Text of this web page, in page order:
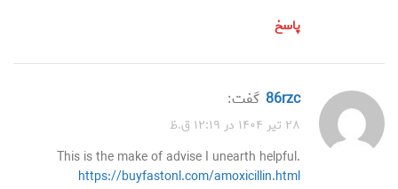
پاسخ
86rzc گفت:
۲۸ تیر ۱۴۰۴ در ۱۲:۱۹ ق.ظ
This is the make of advise I unearth helpful.
https://buyfastonl.com/amoxicillin.html